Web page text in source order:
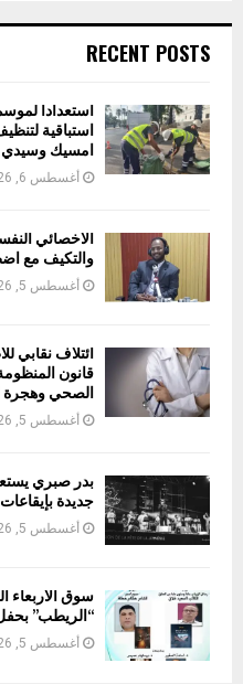
RECENT POSTS
استعدادا
استباقية
امسيك وسيدي
أغسطس 6, 2026
الأخصائي
والتكيف مع
أغسطس 5, 2026
ائتلاف نقابي
قانون
الصحي وهجرة
أغسطس 5, 2026
بدر صبري
جديدة
أغسطس 5, 2026
سوق الأربعاء
“الريطب”
أغسطس 5, 2026